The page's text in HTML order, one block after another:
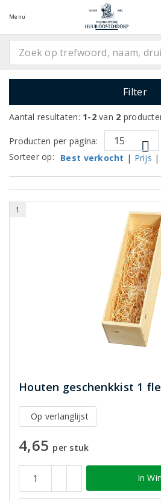
Menu
Filter
Aantal resultaten: 1-2van 2
Producten per pagina:
Sorteer op:
Best verkocht | Prijs |
1
Houten geschenkkist 1
Op verlanglijst
4,65 per stuk
In